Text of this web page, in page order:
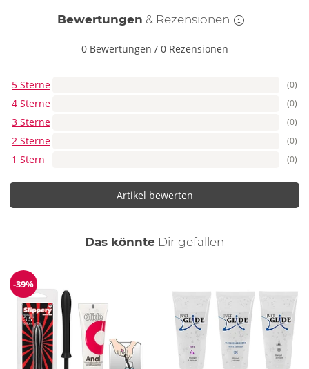
Bewertungen & Rezensionen
0 Bewertungen / 0 Rezensionen
5 Sterne (0)
4 Sterne (0)
3 Sterne (0)
2 Sterne (0)
1 Stern (0)
Artikel bewerten
Das könnte Dir auch
gefallen
Reduzierung
-39%